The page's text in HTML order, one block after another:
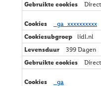
Direct
_ga_xxxxxxxxxx
lidl.nl
399 Dagen
Direct
_ga